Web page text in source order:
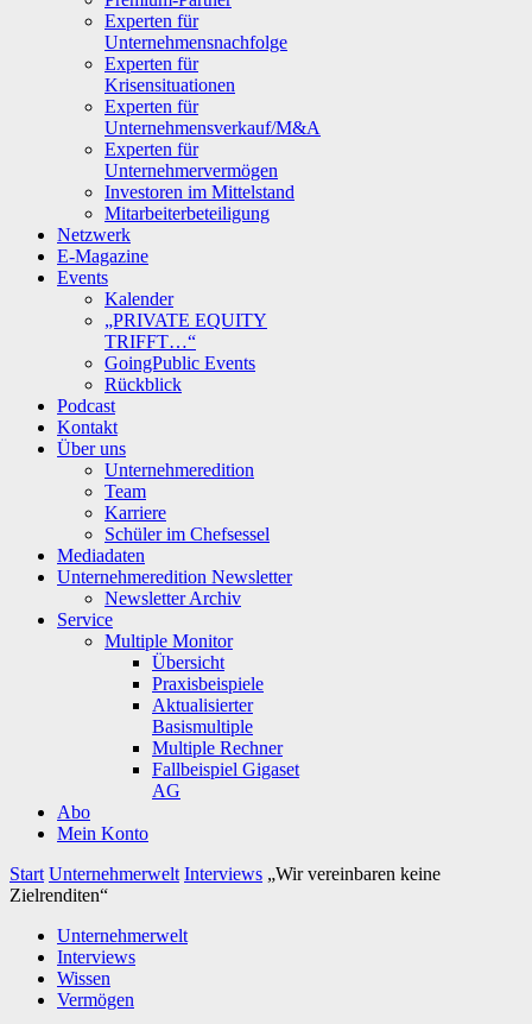
Experten für
Unternehmensnachfolge
Experten für
Krisensituationen
Experten für
Unternehmensverkauf/M&A
Experten für
Unternehmervermögen
Investoren im Mittelstand
Mitarbeiterbeteiligung
Netzwerk
E-Magazine
Events
Kalender
„PRIVATE EQUITY
TRIFFT…“
GoingPublic Events
Rückblick
Podcast
Kontakt
Über uns
Unternehmeredition
Team
Karriere
Schüler im Chefsessel
Mediadaten
Unternehmeredition Newsletter
Newsletter Archiv
Service
Multiple Monitor
Übersicht
Praxisbeispiele
Aktualisierter
Basismultiple
Multiple Rechner
Fallbeispiel Gigaset
AG
Abo
Mein Konto
Start Unternehmerwelt Interviews „Wir vereinbaren keine
Zielrenditen“
Unternehmerwelt
Interviews
Wissen
Vermögen